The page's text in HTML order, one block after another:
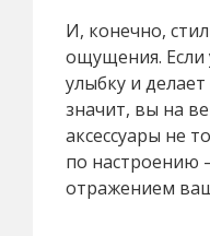
И, конечно,
ощущения.
улыбку и
значит, вы на
аксессуары не
по настроению
отражением